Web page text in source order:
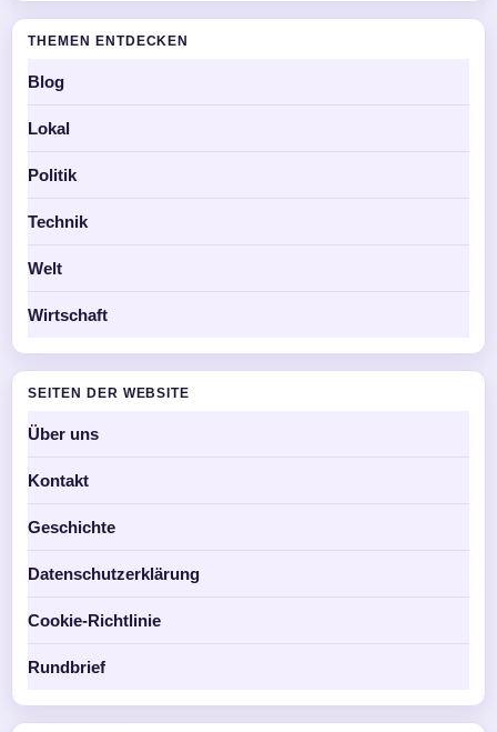
THEMEN ENTDECKEN
Blog
Lokal
Politik
Technik
Welt
Wirtschaft
SEITEN DER WEBSITE
Über uns
Kontakt
Geschichte
Datenschutzerklärung
Cookie-Richtlinie
Rundbrief